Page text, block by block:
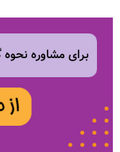
برای مشاوره نحوه